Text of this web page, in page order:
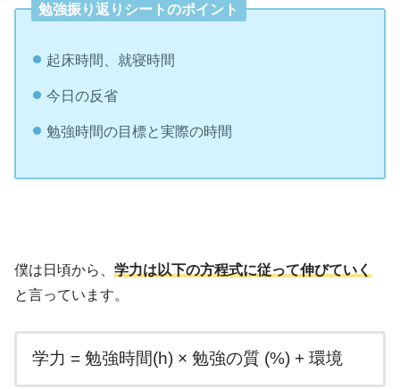
勉強振り返りシートのポイント
起床時間、就寝時間
今日の反省
勉強時間の目標と実際の時間
僕は日頃から、学力は以下の方程式に従って伸びていく
と言っています。
学力 = 勉強時間(h) × 勉強の質 (%) + 環境